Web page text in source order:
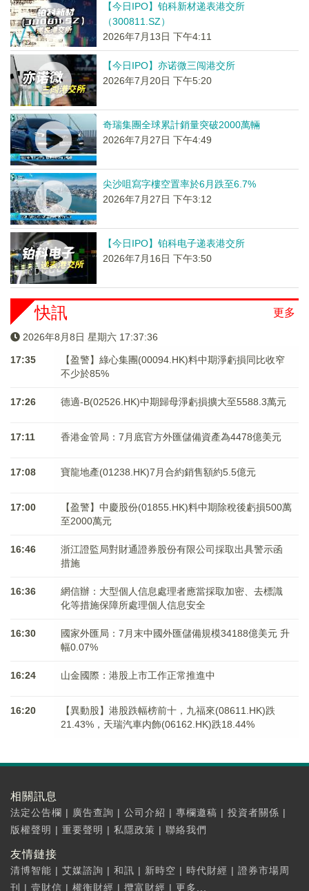
【今日IPO】铂科新材递表港交所
（300811.SZ）
2026年7月13日 下午4:11
【今日IPO】亦诺微三闯港交所
2026年7月20日 下午5:20
奇瑞集團全球累計銷量突破2000萬輛
2026年7月27日 下午4:49
尖沙咀寫字樓空置率於6月跌至6.7%
2026年7月27日 下午3:12
【今日IPO】铂科电子递表港交所
2026年7月16日 下午3:50
更多
快訊
2026年8月8日 星期六 17:37:37
17:35
【盈警】綠心集團(00094.HK)料中期淨虧損同比收窄
不少於85%
17:26 德適-B(02526.HK)中期歸母淨虧損擴大至5588.3萬元
17:11 香港金管局：7月底官方外匯儲備資產為4478億美元
17:08 寶龍地產(01238.HK)7月合約銷售額約5.5億元
17:00
【盈警】中慶股份(01855.HK)料中期除稅後虧損500萬
至2000萬元
16:46
浙江證監局對財通證券股份有限公司採取出具警示函
措施
16:36
網信辦：大型個人信息處理者應當採取加密、去標識
化等措施保障所處理個人信息安全
16:30
國家外匯局：7月末中國外匯儲備規模34188億美元 升
幅0.07%
16:24 山金國際：港股上市工作正常推進中
16:20
【異動股】港股跌幅榜前十，九福來(08611.HK)跌
21.43%，天瑞汽車内飾(06162.HK)跌18.44%
相關訊息
法定公告欄 | 廣告查詢 | 公司介紹 | 專欄邀稿 | 投資者關係 |
版權聲明 | 重要聲明 | 私隱政策 | 聯絡我們
友情鏈接
清博智能 | 艾媒諮詢 | 和訊 | 新時空 | 時代財經 | 證券市場周
刊
| 壹財信 | 權衡財經 | 攬富財經 | 更多...